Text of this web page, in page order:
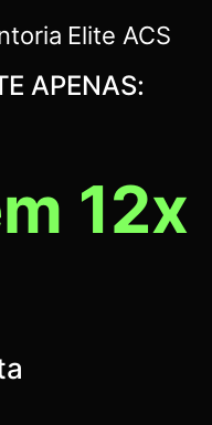
Elite ACS
APENAS:
12x